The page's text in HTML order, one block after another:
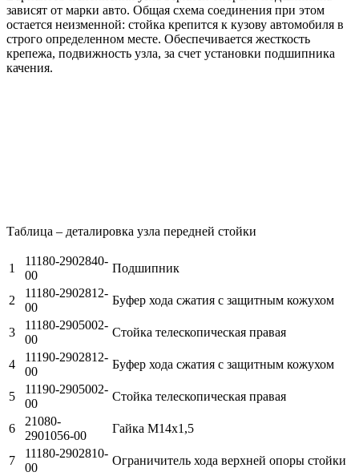
зависят от марки авто. Общая схема соединения при этом
остается неизменной: стойка крепится к кузову автомобиля в
строго определенном месте. Обеспечивается жесткость
крепежа, подвижность узла, за счет установки подшипника
качения.
Таблица – деталировка узла передней стойки
1
11180-2902840-
00
Подшипник
2
11180-2902812-
00
Буфер хода сжатия с защитным кожухом
3
11180-2905002-
00
Стойка телескопическая правая
4
11190-2902812-
00
Буфер хода сжатия с защитным кожухом
5
11190-2905002-
00
Стойка телескопическая правая
6
21080-
2901056-00
Гайка М14х1,5
7
11180-2902810-
00
Ограничитель хода верхней опоры стойки